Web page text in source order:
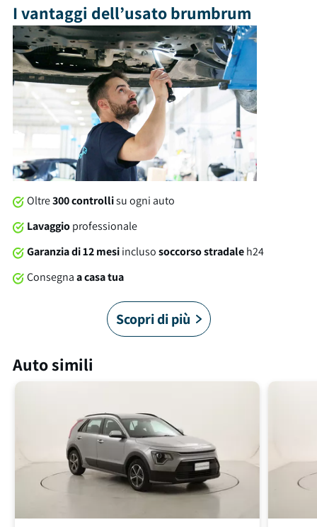
colore nero. Questa auto ha 5 porte, 5 posti a sedere e un
bagagliaio con capacità di 451 litri. Tra gli optional e le
dotazioni troviamo: isofix, retrocamera, usb e tanto altro
ancora. Al momento della consegna, questa auto sarà
soggetta a lavaggio professionale compreso nel prezzo. Su
tutte le nostre auto offriamo una garanzia brumbrum di 12
mesi dalla consegna con soccorso stradale 24/7 in Italia e in
Europa. È arrivato il momento di allacciare le cinture!
I vantaggi dell’usato brumbrum
Oltre300 controllisu ogni auto
Lavaggioprofessionale
Garanzia di 12 mesiinclusosoccorso stradaleh24
Consegnaa casa tua
Scopri di più
Auto simili